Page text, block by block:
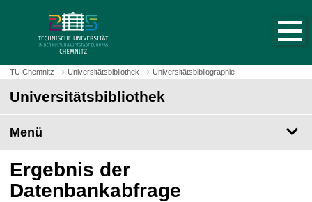
z
m
t
e
i
t
u
f
TU Chemnitz Universitätsbibliothek Universitätsbibliographie
Universitätsbibliothek
Menü
Ergebnis der
Datenbankabfrage